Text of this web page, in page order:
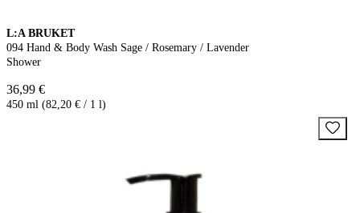
L:A BRUKET
094 Hand & Body Wash Sage / Rosemary / Lavender
Shower
36,99 €
450 ml (82,20 € / 1 l)